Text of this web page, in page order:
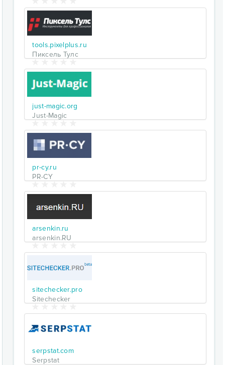
tools.pixelplus.ru
Пиксель Тулс
just-magic.org
Just-Magic
pr-cy.ru
PR-CY
arsenkin.ru
arsenkin.RU
sitechecker.pro
Sitechecker
serpstat.com
Serpstat